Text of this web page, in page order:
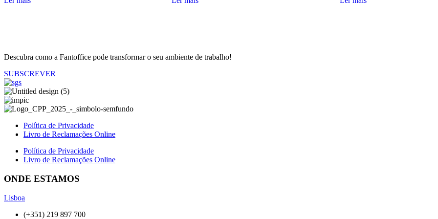
Descubra como a Fantoffice pode transformar o seu ambiente de trabalho!
SUBSCREVER
Política de Privacidade
Livro de Reclamações Online
Política de Privacidade
Livro de Reclamações Online
ONDE ESTAMOS
Lisboa
(+351) 219 897 700